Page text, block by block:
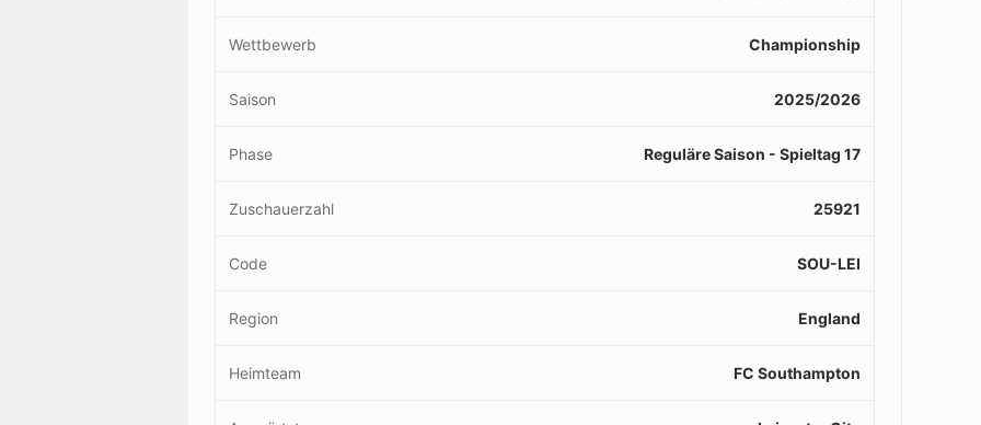
Wettbewerb Championship
Saison 2025/2026
Phase Reguläre Saison - Spieltag 17
Zuschauerzahl 25921
Code SOU-LEI
Region England
Heimteam FC Southampton